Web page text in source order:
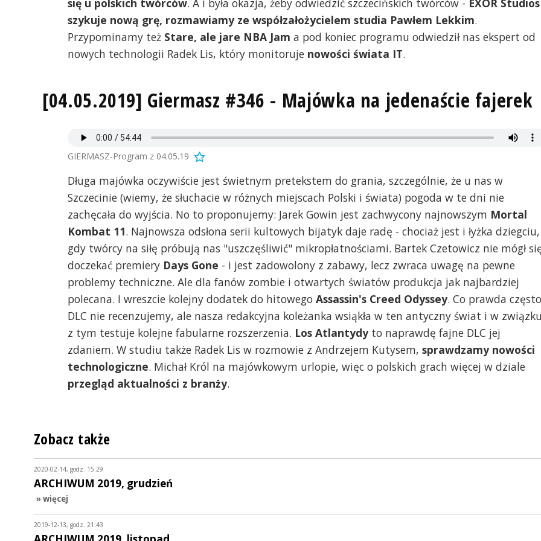
się u polskich twórców. A i była okazja, żeby odwiedzić szczecińskich twórców - EXOR Studios
szykuje nową grę, rozmawiamy ze współzałożycielem studia Pawłem Lekkim.
Przypominamy też Stare, ale jare NBA Jam a pod koniec programu odwiedził nas ekspert od
nowych technologii Radek Lis, który monitoruje nowości świata IT.
[04.05.2019] Giermasz #346 - Majówka na jedenaście fajerek
GIERMASZ-Program z 04.05.19
Długa majówka oczywiście jest świetnym pretekstem do grania, szczególnie, że u nas w
Szczecinie (wiemy, że słuchacie w różnych miejscach Polski i świata) pogoda w te dni nie
zachęcała do wyjścia. No to proponujemy: Jarek Gowin jest zachwycony najnowszym Mortal
Kombat 11. Najnowsza odsłona serii kultowych bijatyk daje radę - chociaż jest i łyżka dziegciu,
gdy twórcy na siłę próbują nas "uszczęśliwić" mikropłatnościami. Bartek Czetowicz nie mógł
doczekać premiery Days Gone - i jest zadowolony z zabawy, lecz zwraca uwagę na pewne
problemy techniczne. Ale dla fanów zombie i otwartych światów produkcja jak najbardziej
polecana. I wreszcie kolejny dodatek do hitowego Assassin's Creed Odyssey. Co prawda często
DLC nie recenzujemy, ale nasza redakcyjna koleżanka wsiąkła w ten antyczny świat i w
z tym testuje kolejne fabularne rozszerzenia. Los Atlantydyto naprawdę fajne DLC jej
zdaniem. W studiu także Radek Lis w rozmowie z Andrzejem Kutysem, sprawdzamy nowości
technologiczne. Michał Król na majówkowym urlopie, więc o polskich grach więcej w dziale
przegląd aktualności z branży.
Zobacz także
2020-02-14, godz. 15:29
ARCHIWUM 2019, grudzień
» więcej
2019-12-13, godz. 21:43